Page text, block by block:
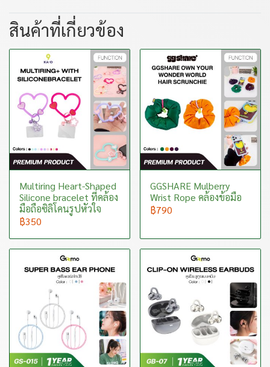
สินค้าที่เกี่ยวข้อง
Multiring Heart-Shaped
Silicone bracelet ที่คล้อง
มือถือซิลิโคนรูปหัวใจ
฿350
GGSHARE Mulberry
Wrist Rope คล้องข้อมือ
฿790